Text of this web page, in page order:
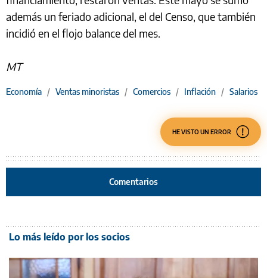
además un feriado adicional, el del Censo, que también
incidió en el flojo balance del mes.
MT
Economía / Ventas minoristas / Comercios / Inflación / Salarios
HE VISTO UN ERROR
Comentarios
Lo más leído por los socios